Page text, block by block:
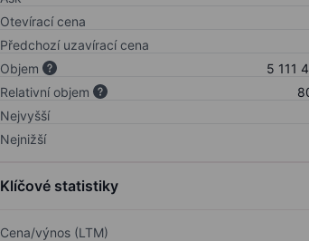
Otevírací cena
Předchozí uzavírací cena
Objem
5 111
Relativní objem
Nejvyšší
Nejnižší
Klíčové statistiky
Cena/výnos (LTM)